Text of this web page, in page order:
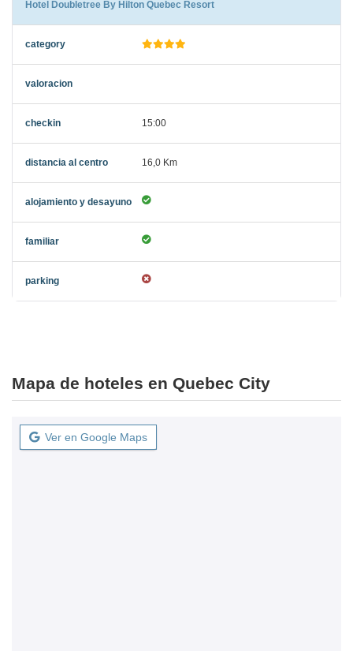
Hotel Doubletree By Hilton Quebec Resort
15:00
16,0 Km
Mapa de hoteles en Quebec City
Ver en Google Maps